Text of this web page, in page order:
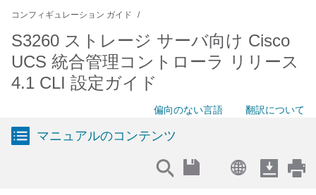
コンフィギュレーション ガイド
S3260 ストレージ サーバ向け Cisco
UCS 統合管理コントローラ リリース
4.1 CLI 設定ガイド
偏向のない言語 翻訳について
マニュアルのコンテンツ